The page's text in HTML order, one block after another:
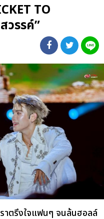
TO
วรรค์”
าตรึงใจแฟนๆ จนล้นฮอลล์